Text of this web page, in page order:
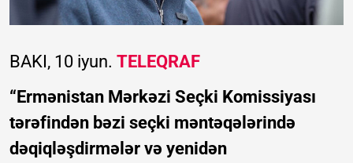
BAKI, 10 iyun. TELEQRAF
“Ermənistan Mərkəzi Seçki Komissiyası
tərəfindən bəzi seçki məntəqələrində
dəqiqləşdirmələr və yenidən